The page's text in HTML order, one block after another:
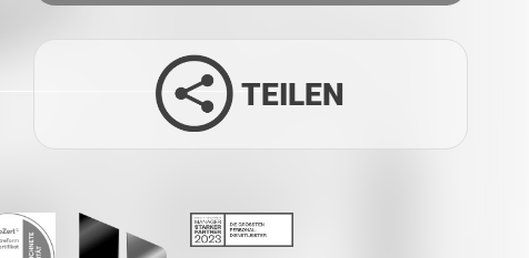
LinkedIn
TEILEN